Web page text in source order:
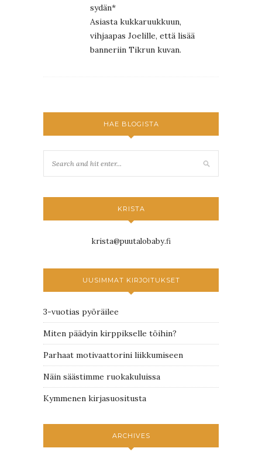
sydän*
Asiasta kukkaruukkuun,
vihjaapas Joelille, että lisää
banneriin Tikrun kuvan.
HAE BLOGISTA
KRISTA
krista@puutalobaby.fi
UUSIMMAT KIRJOITUKSET
3-vuotias pyöräilee
Miten päädyin kirppikselle töihin?
Parhaat motivaattorini liikkumiseen
Näin säästimme ruokakuluissa
Kymmenen kirjasuositusta
ARCHIVES